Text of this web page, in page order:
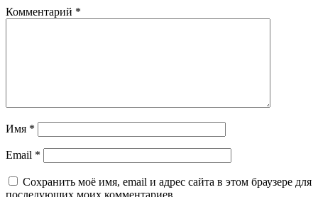
Комментарий *
Имя *
Email *
Сохранить моё имя, email и адрес сайта в этом браузере для
последующих моих комментариев.